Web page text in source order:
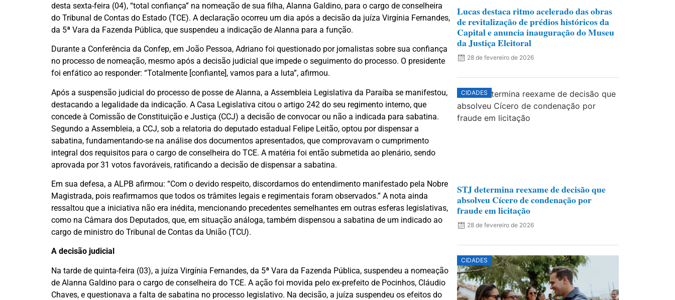
desta sexta-feira (04), “total confiança” na nomeação de sua filha, Alanna Galdino, para o cargo de conselheira
do Tribunal de Contas do Estado (TCE). A declaração ocorreu um dia após a decisão da juíza Virgínia Fernandes,
da 5ª Vara da Fazenda Pública, que suspendeu a indicação de Alanna para a função.
Durante a Conferência da Confep, em João Pessoa, Adriano foi questionado por jornalistas sobre sua confiança
no processo de nomeação, mesmo após a decisão judicial que impede o seguimento do processo. O presidente
foi enfático ao responder: “Totalmente [confiante], vamos para a luta”, afirmou.
Após a suspensão judicial do processo de posse de Alanna, a Assembleia Legislativa da Paraíba se manifestou,
destacando a legalidade da indicação. A Casa Legislativa citou o artigo 242 do seu regimento interno, que
concede à Comissão de Constituição e Justiça (CCJ) a decisão de convocar ou não a indicada para sabatina.
Segundo a Assembleia, a CCJ, sob a relatoria do deputado estadual Felipe Leitão, optou por dispensar a
sabatina, fundamentando-se na análise dos documentos apresentados, que comprovavam o cumprimento
integral dos requisitos para o cargo de conselheira do TCE. A matéria foi então submetida ao plenário, sendo
aprovada por 31 votos favoráveis, ratificando a decisão de dispensar a sabatina.
Em sua defesa, a ALPB afirmou: “Com o devido respeito, discordamos do entendimento manifestado pela Nobre
Magistrada, pois reafirmamos que todos os trâmites legais e regimentais foram observados.” A nota ainda
ressaltou que a iniciativa não era inédita, mencionando precedentes semelhantes em outras esferas legislativas,
como na Câmara dos Deputados, que, em situação análoga, também dispensou a sabatina de um indicado ao
cargo de ministro do Tribunal de Contas da União (TCU).
A decisão judicial
Na tarde de quinta-feira (03), a juíza Virgínia Fernandes, da 5ª Vara da Fazenda Pública, suspendeu a nomeação
de Alanna Galdino para o cargo de conselheira do TCE. A ação foi movida pelo ex-prefeito de Pocinhos, Cláudio
Chaves, e questionava a falta de sabatina no processo legislativo. Na decisão, a juíza suspendeu os efeitos do
Lucas destaca ritmo acelerado das obras
de revitalização de prédios históricos da
Capital e anuncia inauguração do Museu
da Justiça Eleitoral
28 de fevereiro de 2026
CIDADES
STJ determina reexame de decisão que
absolveu Cícero de condenação por
fraude em licitação
28 de fevereiro de 2026
CIDADES